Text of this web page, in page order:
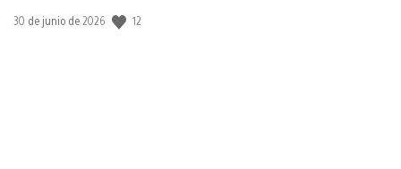
Fecha
30 de junio de 2026 12